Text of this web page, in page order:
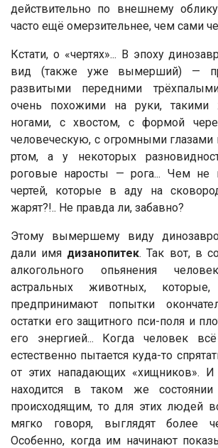
действительно по внешнему
часто ещё омерзительнее, чем сами
Кстати, о «чертях»... В эпоху
вид (также уже вымерший) —
развитыми передними
очень похожими на руки, такими
ногами, с хвостом, с формой
человеческую, с огромными
ртом, а у некоторых
роговые наросты — рога... Чем не
чертей, которые в аду на
жарят?!.. Не правда ли, забавно?
Этому вымершему виду
дали имя дизанопитек. Так вот, в
алкогольного опьянения
астральных животных,
предпринимают попытки
остатки его защитного пси-поля и
его энергией... Когда человек
естественно пытается куда-то
от этих нападающих «хищников».
находится в таком же
происходящим, то для этих людей
мягко говоря, выглядят более
Особенно, когда им начинают